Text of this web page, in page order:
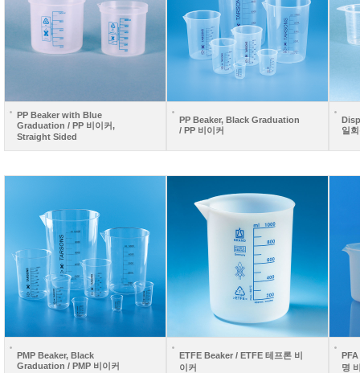
PP Beaker with Blue
Graduation / PP 비이커,
Straight Sided
PP Beaker, Black Graduation
/ PP 비이커
일
PMP Beaker, Black
Graduation / PMP 비이커
ETFE Beaker / ETFE 테프론 비
이커
명